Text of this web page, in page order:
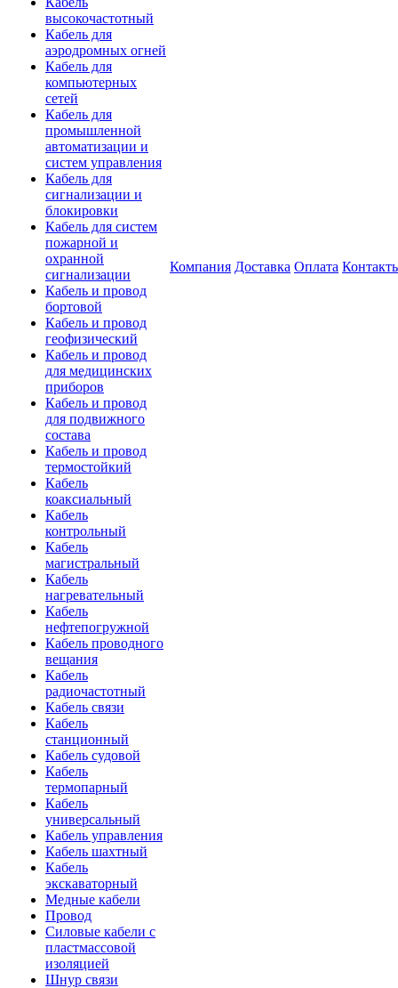
высокочастотный
Кабель для
аэродромных огней
Кабель для
компьютерных
сетей
Кабель для
промышленной
автоматизации и
систем управления
Кабель для
сигнализации и
блокировки
Кабель для систем
пожарной и
охранной
сигнализации
Кабель и провод
бортовой
Кабель и провод
геофизический
Кабель и провод
для медицинских
приборов
Кабель и провод
для подвижного
состава
Кабель и провод
термостойкий
Кабель
коаксиальный
Кабель
контрольный
Кабель
магистральный
Кабель
нагревательный
Кабель
нефтепогружной
Кабель проводного
вещания
Кабель
радиочастотный
Кабель связи
Кабель
станционный
Кабель судовой
Кабель
термопарный
Кабель
универсальный
Кабель управления
Кабель шахтный
Кабель
экскаваторный
Медные кабели
Провод
Силовые кабели с
пластмассовой
изоляцией
Шнур связи
Компания Доставка Оплата